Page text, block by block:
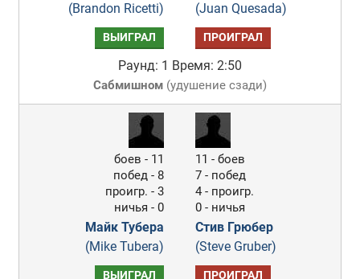
(Brandon Ricetti)
(Juan Quesada)
ВЫИГРАЛ ПРОИГРАЛ
Раунд: 1 Время: 2:50
Сабмишном(удушение сзади)
боев - 11
побед - 8
проигр. - 3
ничья - 0
Майк Тубера
(Mike Tubera)
11 - боев
7 - побед
4 - проигр.
0 - ничья
Стив Грюбер
(Steve Gruber)
ВЫИГРАЛ ПРОИГРАЛ